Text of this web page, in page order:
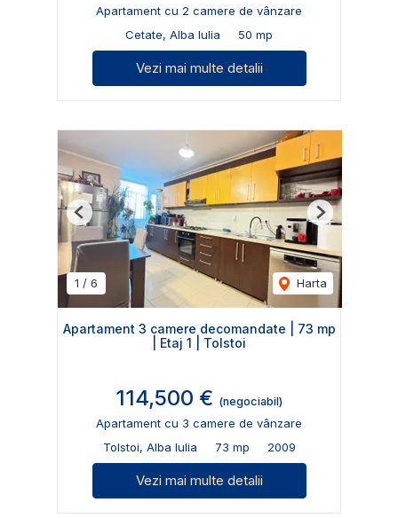
Apartament cu 2 camere de vânzare
Cetate, Alba Iulia
50 mp
Vezi mai multe detalii
1 / 6 Harta
Previous Next
Apartament 3 camere decomandate | 73 mp
| Etaj 1 | Tolstoi
114,500 € (negociabil)
Apartament cu 3 camere de vânzare
Tolstoi, Alba Iulia
73 mp 2009
Vezi mai multe detalii